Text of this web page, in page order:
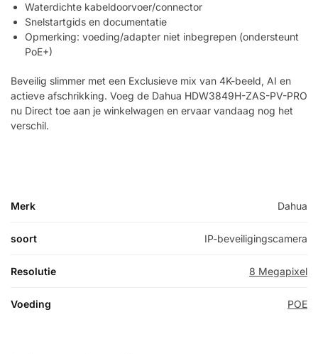
Waterdichte kabeldoorvoer/connector
Snelstartgids en documentatie
Opmerking: voeding/adapter niet inbegrepen (ondersteunt
PoE+)
Beveilig slimmer met een Exclusieve mix van 4K-beeld, AI en
actieve afschrikking. Voeg de Dahua HDW3849H-ZAS-PV-PRO
nu Direct toe aan je winkelwagen en ervaar vandaag nog het
verschil.
Merk Dahua
soort IP-beveiligingscamera
Resolutie 8 Megapixel
Voeding POE